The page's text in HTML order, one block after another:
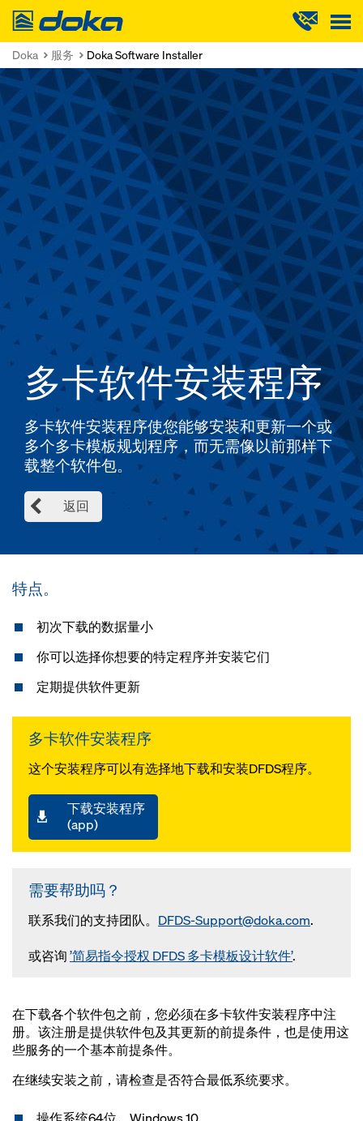
Doka
Doka 服务 Doka Software Installer
多卡软件安装程序
多卡软件安装程序使您能够安装和更新一个或
多个多卡模板规划程序，而无需像以前那样下
载整个软件包。
返回
特点。
初次下载的数据量小
你可以选择你想要的特定程序并安装它们
定期提供软件更新
多卡软件安装程序
这个安装程序可以有选择地下载和安装DFDS程序。
下载安装程序
(app)
需要帮助吗？
联系我们的支持团队。 DFDS-Support@doka.com.
或咨询’简易指令授权 DFDS 多卡模板设计软件’.
在下载各个软件包之前，您必须在多卡软件安装程序中注
册。该注册是提供软件包及其更新的前提条件，也是使用这
些服务的一个基本前提条件。
在继续安装之前，请检查是否符合最低系统要求。